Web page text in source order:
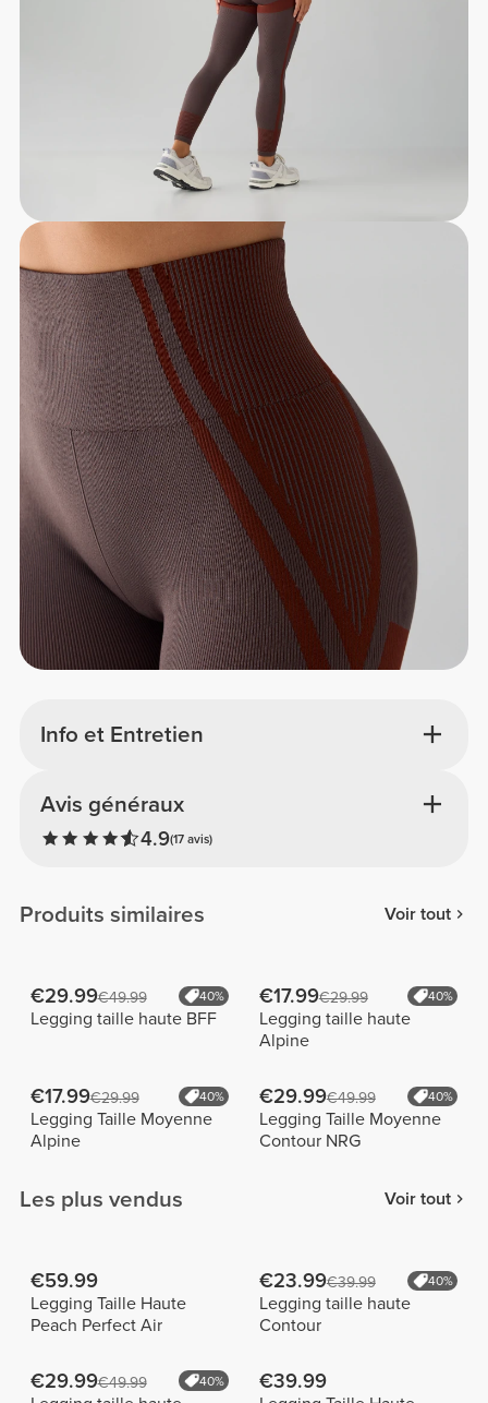
Info et Entretien
Avis généraux
4.9(17 avis)
Produits similaires Voir tout
€29.99€49.99 40%
Legging taille haute BFF
€17.99€29.99 40%
Legging taille haute
Alpine
€17.99€29.99 40%
Legging Taille Moyenne
Alpine
€29.99€49.99 40%
Legging Taille Moyenne
Contour NRG
Les plus vendus Voir tout
€59.99
Legging Taille Haute
Peach Perfect Air
€23.99€39.99 40%
Legging taille haute
Contour
€29.99€49.99 40% €39.99